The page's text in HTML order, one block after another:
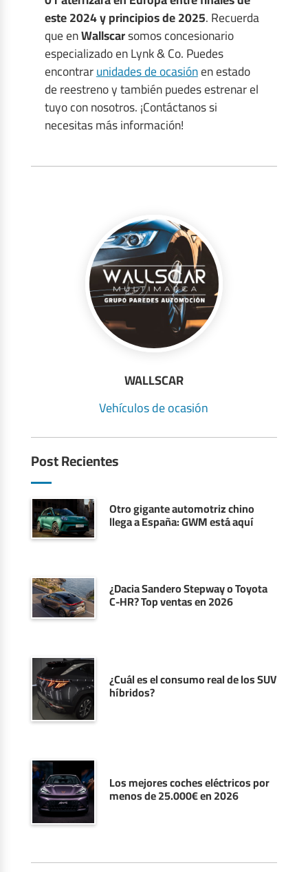
WALLSCAR
Vehículos de ocasión
Post Recientes
Otro gigante automotriz chino
llega a España: GWM está aquí
¿Dacia Sandero Stepway o Toyota
C-HR? Top ventas en 2026
¿Cuál es el consumo real de los SUV
híbridos?
Los mejores coches eléctricos por
menos de 25.000€ en 2026
este 2024 y principios de 2025. Recuerda
que enWallscarsomos concesionario
especializado en Lynk & Co. Puedes
encontrarunidades de ocasiónen estado
de reestreno y también puedes estrenar el
tuyo con nosotros. ¡Contáctanos si
necesitas más información!